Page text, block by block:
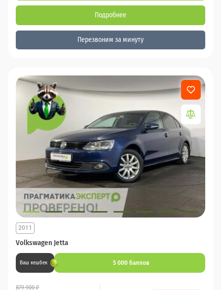
Подробнее
Перезвоним за минуту
Volkswagen Jetta
2011
Ваш кешбек 5 000 баллов
879 900 ₽